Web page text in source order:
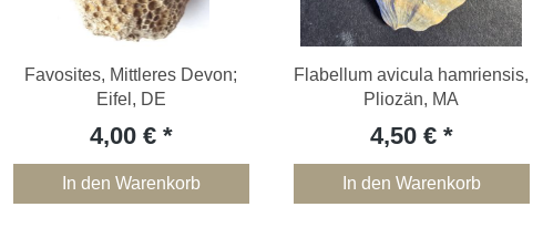
Favosites, Mittleres Devon;
Eifel, DE
4,00 €
In den Warenkorb
Flabellum avicula hamriensis,
Pliozän, MA
4,50 €
In den Warenkorb